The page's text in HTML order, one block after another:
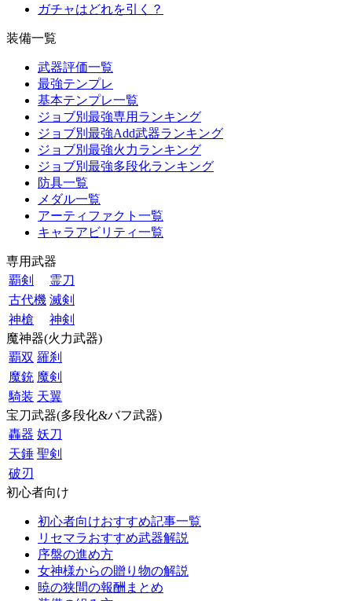
ガチャはどれを引く？
装備一覧
武器評価一覧
最強テンプレ
基本テンプレ一覧
ジョブ別最強専用ランキング
ジョブ別最強Add武器ランキング
ジョブ別最強火力ランキング
ジョブ別最強多段化ランキング
防具一覧
メダル一覧
アーティファクト一覧
キャラアビリティ一覧
専用武器
覇剣
霊刀
古代機 滅剣
神槍
神剣
魔神器(火力武器)
覇双 羅刹
魔銃 魔剣
騎装 天翼
宝刀武器(多段化&バフ武器)
轟器 妖刀
天錘 聖剣
破刃
初心者向け
初心者向けおすすめ記事一覧
リセマラおすすめ武器解説
序盤の進め方
女神様からの贈り物の解説
暁の狭間の報酬まとめ